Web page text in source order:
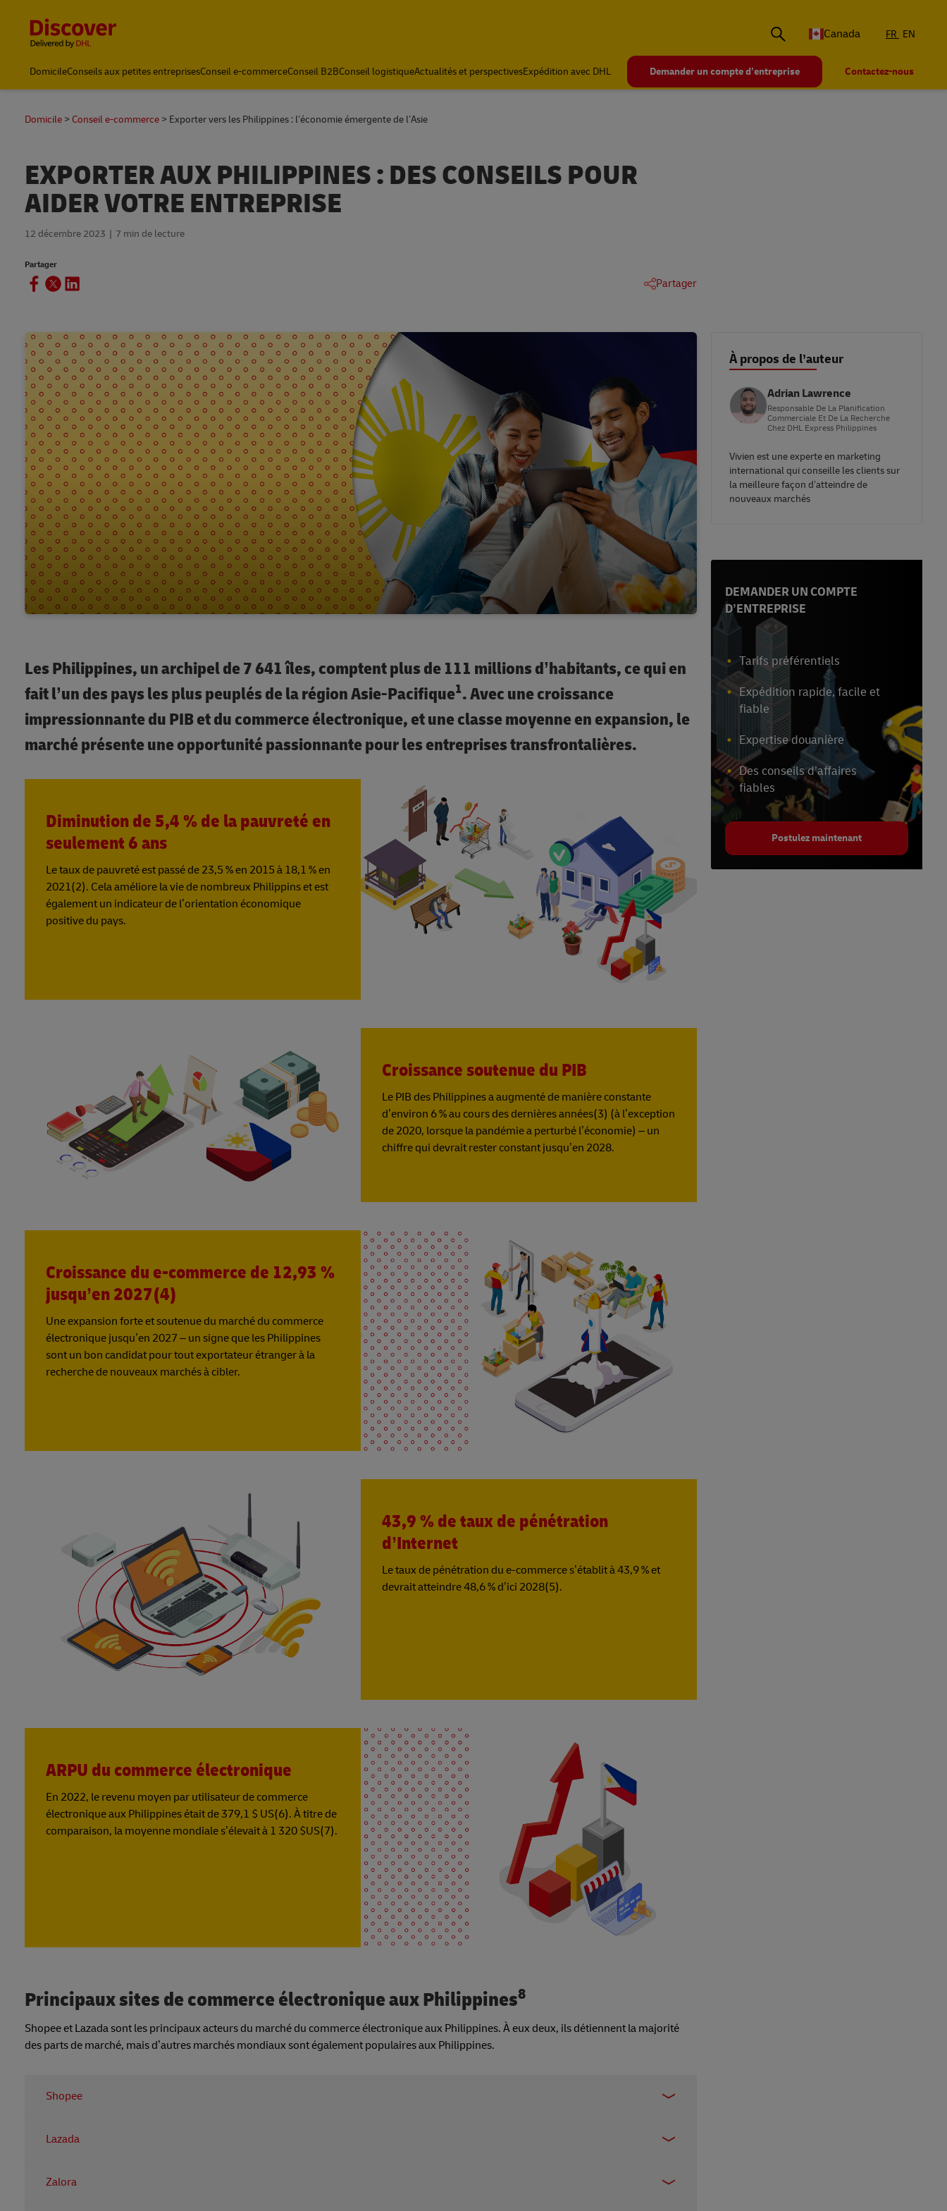
Canada
FR EN
DomicileConseils aux petites entreprisesConseil e-commerceConseil B2BConseil logistiqueActualités et perspectivesExpédition avec DHL Demander un compte d’entreprise Contactez-nous
Domicile Conseil e-commerce Exporter vers les Philippines : l’économie émergente de l’Asie
EXPORTER AUX PHILIPPINES : DES CONSEILS POUR
AIDER VOTRE ENTREPRISE
12 décembre 2023 7 min de lecture
Partager
Partager
Les Philippines, un archipel de 7 641 îles, comptent plus de 111 millions d’habitants, ce qui en
fait l’un des pays les plus peuplés de la région Asie-Pacifique1. Avec une croissance
impressionnante du PIB et du commerce électronique, et une classe moyenne en expansion, le
marché présente une opportunité passionnante pour les entreprises transfrontalières.
Diminution de 5,4 % de la pauvreté en
seulement 6 ans
Le taux de pauvreté est passé de 23,5 % en 2015 à 18,1 % en
2021(2). Cela améliore la vie de nombreux Philippins et est
également un indicateur de l’orientation économique
positive du pays.
Croissance soutenue du PIB
Le PIB des Philippines a augmenté de manière constante
d’environ 6 % au cours des dernières années(3) (à l’exception
de 2020, lorsque la pandémie a perturbé l’économie) – un
chiffre qui devrait rester constant jusqu’en 2028.
Croissance du e-commerce de 12,93 %
jusqu’en 2027(4)
Une expansion forte et soutenue du marché du commerce
électronique jusqu’en 2027 – un signe que les Philippines
sont un bon candidat pour tout exportateur étranger à la
recherche de nouveaux marchés à cibler.
43,9 % de taux de pénétration
d’Internet
Le taux de pénétration du e-commerce s’établit à 43,9 % et
devrait atteindre 48,6 % d’ici 2028(5).
ARPU du commerce électronique
En 2022, le revenu moyen par utilisateur de commerce
électronique aux Philippines était de 379,1 $ US(6). À titre de
comparaison, la moyenne mondiale s’élevait à 1 320 $US(7).
Principaux sites de commerce électronique aux Philippines8
Shopee et Lazada sont les principaux acteurs du marché du commerce électronique aux Philippines. À eux deux, ils détiennent la majorité
des parts de marché, mais d’autres marchés mondiaux sont également populaires aux Philippines.
Shopee
Lazada
Zalora
À propos de l’auteur
Adrian Lawrence
Responsable De La Planification
Commerciale Et De La Recherche
Chez DHL Express Philippines
Vivien est une experte en marketing
international qui conseille les clients sur
la meilleure façon d’atteindre de
nouveaux marchés
DEMANDER UN COMPTE
D’ENTREPRISE
Tarifs préférentiels
Expédition rapide, facile et
fiable
Expertise douanière
Des conseils d’affaires
fiables
Postulez maintenant